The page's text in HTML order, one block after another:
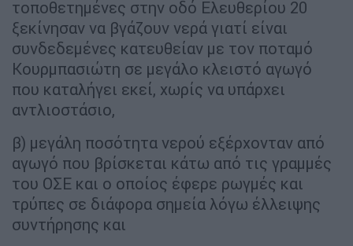
τοποθετημένες στην οδό Ελευθερίου 20
ξεκίνησαν να βγάζουν νερά γιατί είναι
συνδεδεμένες κατευθείαν με τον ποταμό
Κουρμπασιώτη σε μεγάλο κλειστό αγωγό
που καταλήγει εκεί, χωρίς να υπάρχει
αντλιοστάσιο,
β) μεγάλη ποσότητα νερού εξέρχονταν από
αγωγό που βρίσκεται κάτω από τις γραμμές
του ΟΣΕ και ο οποίος έφερε ρωγμές και
τρύπες σε διάφορα σημεία λόγω έλλειψης
συντήρησης και